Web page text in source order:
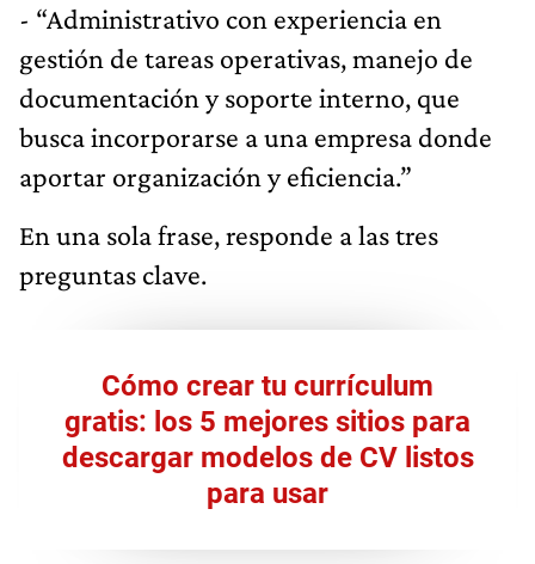
- “Administrativo con experiencia en
gestión de tareas operativas, manejo de
documentación y soporte interno, que
busca incorporarse a una empresa donde
aportar organización y eficiencia.”
En una sola frase, responde a las tres
preguntas clave.
Cómo crear tu currículum
gratis: los 5 mejores sitios para
descargar modelos de CV listos
para usar